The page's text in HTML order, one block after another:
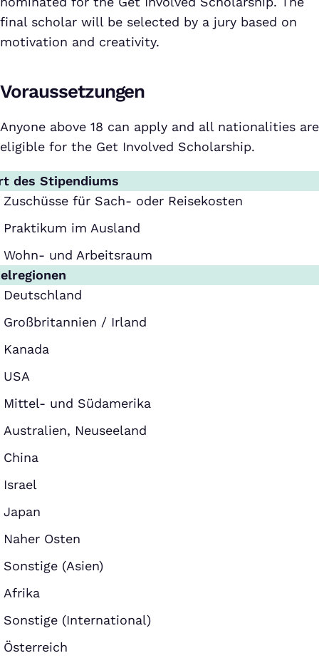
final scholar will be selected by a jury based on
motivation and creativity.
Voraussetzungen
Anyone above 18 can apply and all nationalities are
eligible for the Get Involved Scholarship.
des Stipendiums
Zuschüsse für Sach- oder Reisekosten
Praktikum im Ausland
Wohn- und Arbeitsraum
Deutschland
Großbritannien / Irland
Kanada
USA
Mittel- und Südamerika
Australien, Neuseeland
China
Israel
Japan
Naher Osten
Sonstige (Asien)
Afrika
Sonstige (International)
Österreich